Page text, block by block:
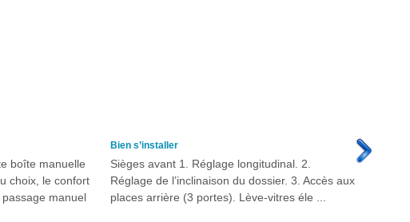
boîte manuelle
choix, le confort
manuel
Bien s’installer
Sièges avant 1. Réglage longitudinal. 2.
Réglage de l’inclinaison du dossier. 3. Accès aux
places arrière (3 portes). Lève-vitres éle ...